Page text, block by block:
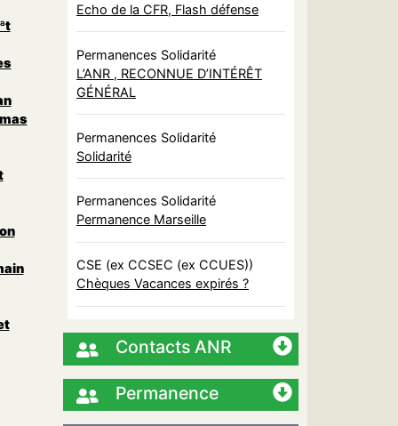
Echo de la CFR, Flash défense
Permanences Solidarité
L’ANR , RECONNUE D’INTÉRÊT
GÉNÉRAL
Permanences Solidarité
Solidarité
Permanences Solidarité
Permanence Marseille
CSE (ex CCSEC (ex CCUES))
Chèques Vacances expirés ?
Contacts ANR
Permanence